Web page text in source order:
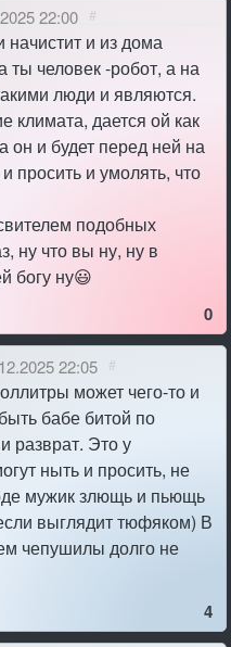
22:00 #
и из дома
ты человек -робот, а на
люди и являются.
климата, дается ой как
он и будет перед ней на
просить и умолять, что
подобных
ну что вы ну, ну в
богу ну😃
0
22:05 #
может чего-то и
бабе битой по
разврат. Это у
ныть и просить, не
мужик злющь и пьющь
выглядит тюфяком) В
чепушилы долго не
4